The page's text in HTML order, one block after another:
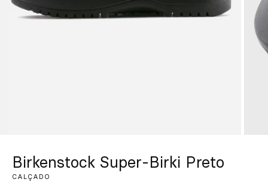
Birkenstock Super-Birki Preto
CALÇADO